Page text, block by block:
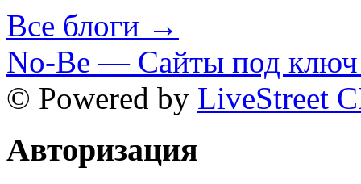
Все блоги →
No-Be — Сайты под ключ
© Powered by LiveStreet
Авторизация